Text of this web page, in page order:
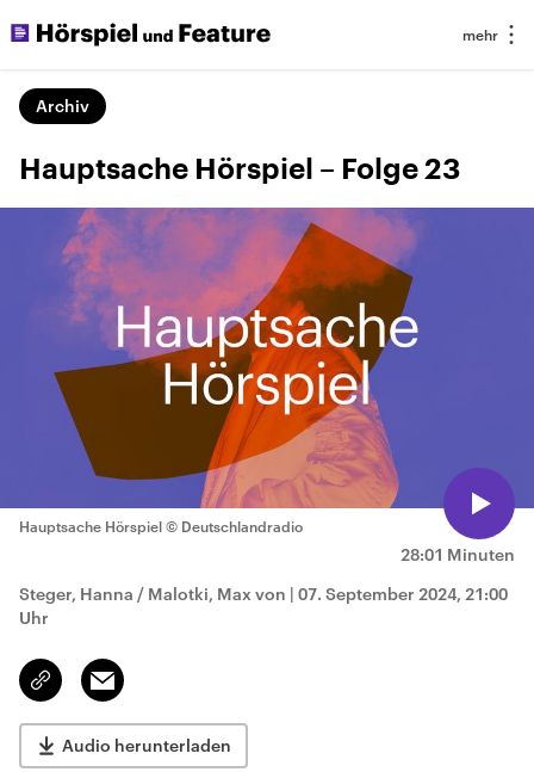
Archiv
Hauptsache Hörspiel – Folge 23
28:01 Minuten
Hauptsache Hörspiel © Deutschlandradio
Steger, Hanna / Malotki, Max von | 07. September 2024, 21:00
Uhr
Link
kopieren/teilen
Email
Audio herunterladen